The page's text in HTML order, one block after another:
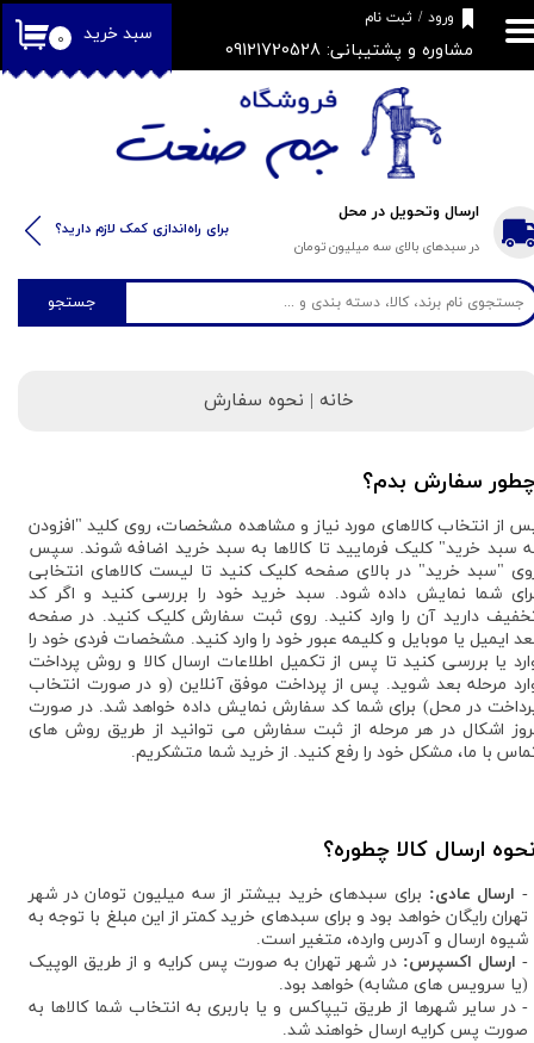
جستجو
ارسال وتحویل در محل
در سبدهای بالای سه میلیون تومان
مشاوره و پشتیبانی: 09121720528 ۰ سبد خرید
ورود / ثبت نام
حساب کاربری من
تغییر گذر واژه
خروج از حساب کاربری
​​برای راه‌اندازی کمک لازم دارید؟
خانه | نحوه سفارش
از انتخاب کالاهای مورد نیاز و مشاهده مشخصات، روی کلید "افزودن
سبد خرید" کلیک فرمایید تا کالاها به سبد خرید اضافه شوند. سپس
"سبد خرید" در بالای صفحه کلیک کنید تا لیست کالاهای انتخابی
شما نمایش داده شود. سبد خرید خود را بررسی کنید و اگر کد
دارید آن را وارد کنید. روی ثبت سفارش کلیک کنید. در صفحه
ایمیل یا موبایل و کلیمه عبور خود را وارد کنید. مشخصات فردی خود را
یا بررسی کنید تا پس از تکمیل اطلاعات ارسال کالا و روش پرداخت
مرحله بعد شوید. پس از پرداخت موفق آنلاین (و در صورت انتخاب
در محل) برای شما کد سفارش نمایش داده خواهد شد. در صورت
اشکال در هر مرحله از ثبت سفارش می توانید از طریق روش های
با ما، مشکل خود را رفع کنید. از خرید شما متشکریم.
سفارش بدم؟
- ارسال عادی: برای سبدهای خرید بیشتر از سه میلیون تومان در شهر
تهران رایگان خواهد بود و برای سبدهای خرید کمتر از این مبلغ با توجه به
شیوه ارسال و آدرس وارده، متغیر است.
- ارسال اکسپرس: در شهر تهران به صورت پس کرایه و از طریق الوپیک
(یا سرویس های مشابه) خواهد بود.
- در سایر شهرها از طریق تیپاکس و یا باربری به انتخاب شما کالاها به
صورت پس کرایه ارسال خواهند شد.
ارسال کالا چطوره؟